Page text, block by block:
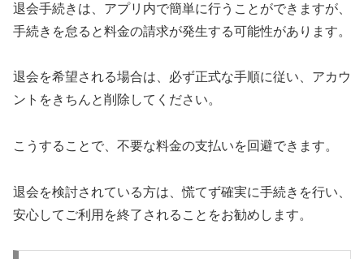
退会手続きは、アプリ内で簡単に行うことができますが、
手続きを怠ると料金の請求が発生する可能性があります。
退会を希望される場合は、必ず正式な手順に従い、アカウ
ントをきちんと削除してください。
こうすることで、不要な料金の支払いを回避できます。
退会を検討されている方は、慌てず確実に手続きを行い、
安心してご利用を終了されることをお勧めします。